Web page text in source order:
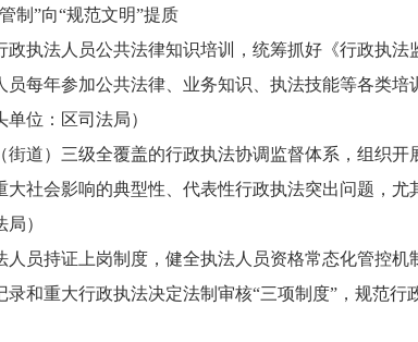
”向“规范文明”提质
法人员公共法律知识培训，统筹抓好《行政执法
每年参加公共法律、业务知识、执法技能等各类
位：区司法局）
）三级全覆盖的行政执法协调监督体系，组织开
社会影响的典型性、代表性行政执法突出问题，
）
持证上岗制度，健全执法人员资格常态化管控机
和重大行政执法决定法制审核“三项制度”，规范行